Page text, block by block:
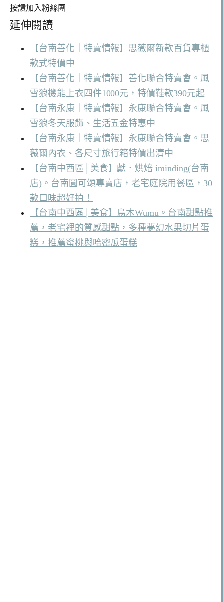
按讚加入粉絲團
延伸閱讀
【台南善化｜特賣情報】思薇爾新款百貨專櫃
款式特價中
【台南善化｜特賣情報】善化聯合特賣會。風
雪狼機能上衣四件1000元，特價鞋款390元起
【台南永康｜特賣情報】永康聯合特賣會。風
雪狼冬天服飾、生活五金特惠中
【台南永康｜特賣情報】永康聯合特賣會。思
薇爾內衣、各尺寸旅行箱特價出清中
【台南中西區│美食】獻．烘焙 iminding(台南
店)。台南圓可頌專賣店，老宅庭院用餐區，30
款口味超好拍！
【台南中西區│美食】烏木Wumu。台南甜點推
薦，老宅裡的質感甜點，多種夢幻水果切片蛋
糕，推薦蜜桃與哈密瓜蛋糕